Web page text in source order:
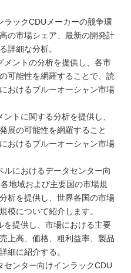
ックCDUメーカーの競争環
の市場シェア、最新の開発計
詳細な分析。
メントの分析を提供し、各市
可能性を網羅することで、読
おけるブルーオーシャン市場
トに関する分析を提供し、
展の可能性を網羅すること
おけるブルーオーシャン市場
におけるデータセンター向
地域および主要国の市場規
析を提供し、世界各国の市場
模について紹介します。
を提供し、市場における主要
上高、価格、粗利益率、製品
細に紹介する。
ンター向けインラックCDU